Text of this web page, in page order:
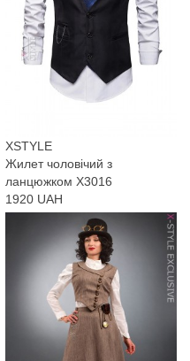
XSTYLE
Жилет чоловічий з
ланцюжком X3016
1920 UAH